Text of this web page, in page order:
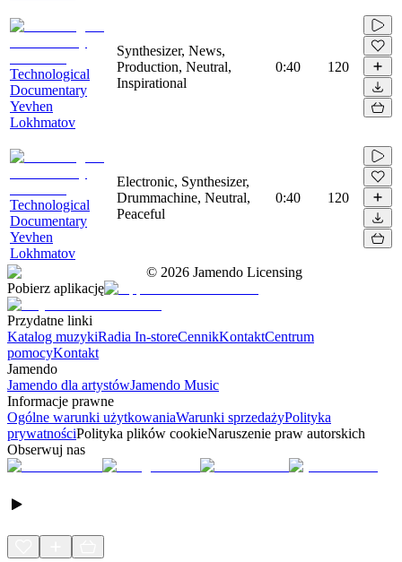
Technological
Documentary
Yevhen
Lokhmatov
Synthesizer, News,
Production, Neutral,
Inspirational
0:40 120
Technological
Documentary
Yevhen
Lokhmatov
Electronic, Synthesizer,
Drummachine, Neutral,
Peaceful
0:40 120
© 2026 Jamendo Licensing
Pobierz aplikację
Przydatne linki
Katalog muzykiRadia In-storeCennikKontaktCentrum
pomocyKontakt
Jamendo
Jamendo dla artystówJamendo Music
Informacje prawne
Ogólne warunki użytkowaniaWarunki sprzedażyPolityka
prywatnościPolityka plików cookieNaruszenie praw autorskich
Obserwuj nas